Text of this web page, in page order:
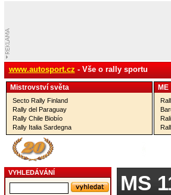
www.autosport.cz - Vše o rally sportu
Mistrovství­ světa
Secto Rally Finland
Rally del Paraguay
Rally Chile Biobío
Rally Italia Sardegna
ME
VYHLEDÁVÁNÍ MS